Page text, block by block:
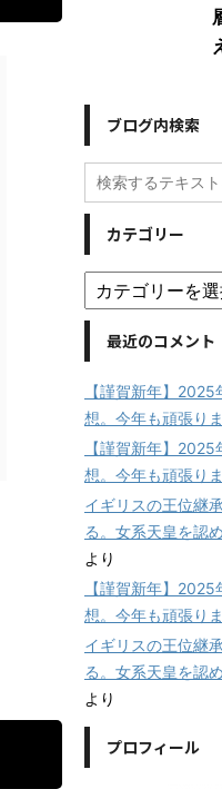
ブログ内検索
カテゴリー
最近のコメント
【謹賀新年】
想。今年も頑張り
【謹賀新年】
想。今年も頑張り
イギリスの王位継
る。女系天皇を認
より
【謹賀新年】
想。今年も頑張り
イギリスの王位継
る。女系天皇を認
より
プロフィール